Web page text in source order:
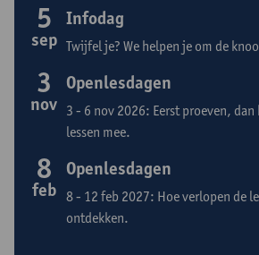
Infodag
Twijfel je? We helpen je om de
5
sep
Openlesdagen
3 - 6 nov 2026: Eerst proeven, dan
lessen mee.
3
nov
Openlesdagen
8 - 12 feb 2027: Hoe verlopen de
ontdekken.
8
feb